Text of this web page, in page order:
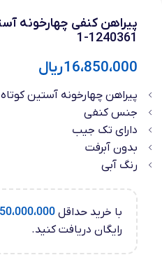
پیراهن کنفی چهارخونه
1240361-1
16،850،000ریال
پیراهن چهارخونه آستین کوتاه
جنس کنفی
دارای تک جیب
بدون آبرفت
رنگ آبی
با خرید حداقل 50،000،000
رایگان دریافت کنید.